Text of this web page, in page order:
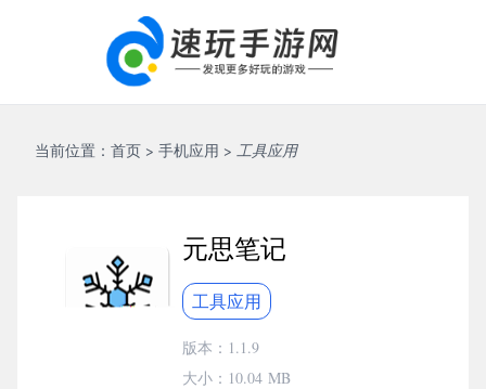
当前位置： 首页 > 手机应用 > 工具应用
元思笔记
工具应用
版本：1.1.9
大小： 10.04 MB